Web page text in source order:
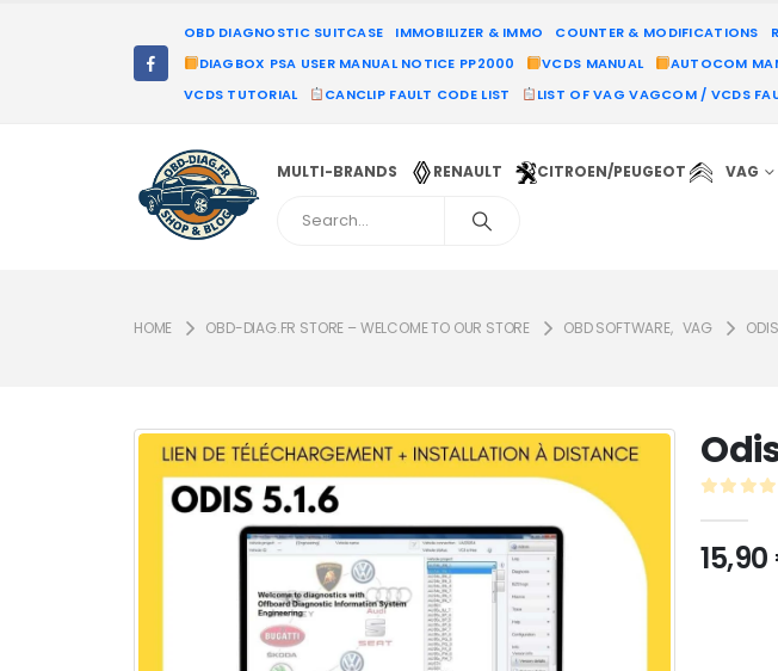
OBD DIAGNOSTIC SUITCASE IMMOBILIZER & IMMO COUNTER & MODIFICATIONS
DIAGBOX PSA USER MANUAL NOTICE PP2000
VCDS MANUAL AUTOCOM
VCDS TUTORIAL
CANCLIP FAULT CODE LIST LIST OF VAG VAGCOM / VCDS
MULTI-BRANDS RENAULT CITROEN/PEUGEOT VAG
HOME OBD-DIAG.FR STORE – WELCOME TO OUR STORE OBD SOFTWARE, VAG
15,90